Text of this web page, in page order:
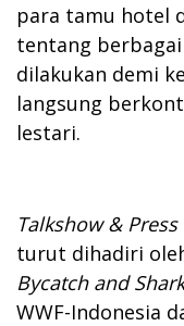
para tamu hotel
tentang
dilakukan demi
langsung
lestari.
Talkshow &
turut dihadiri
Bycatch and
WWF-Indonesia